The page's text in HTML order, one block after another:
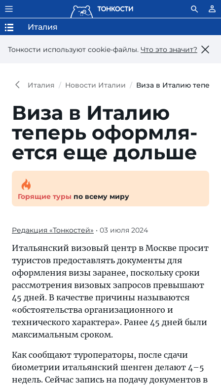
Тонкости используют сookie-файлы. Что это значит?
Италия
Италия Новости Италии Виза в Италию
Виза в Италию
теперь оформля­
ется еще дольше
Горящие туры по всему миру
Редакция «Тонкостей» • 03 июля 2024
Итальянский визовый центр в Москве просит
туристов предоставлять документы для
оформления визы заранее, поскольку сроки
рассмотрения визовых запросов превышают
45 дней. В качестве причины называются
«обстоятельства организационного и
технического характера». Ранее 45 дней были
максимальным сроком.
Как сообщают туроператоры, после сдачи
биометрии итальянский шенген делают 4–5
недель. Сейчас запись на подачу документов в